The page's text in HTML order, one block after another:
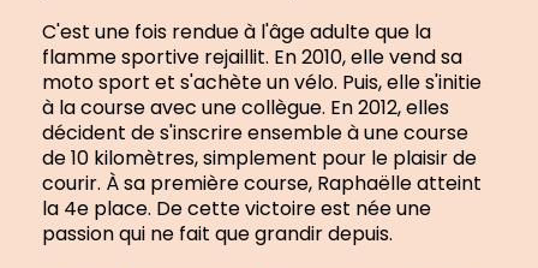
C'est une fois rendue à l'âge adulte que la
flamme sportive rejaillit. En 2010, elle vend sa
moto sport et s'achète un vélo. Puis, elle s'initie
à la course avec une collègue. En 2012, elles
décident de s'inscrire ensemble à une course
de 10 kilomètres, simplement pour le plaisir de
courir. À sa première course, Raphaëlle atteint
la 4e place. De cette victoire est née une
passion qui ne fait que grandir depuis.